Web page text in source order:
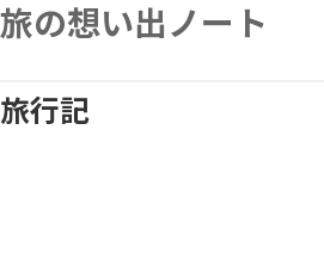
Skip
to
旅の想い出ノート
旅行記